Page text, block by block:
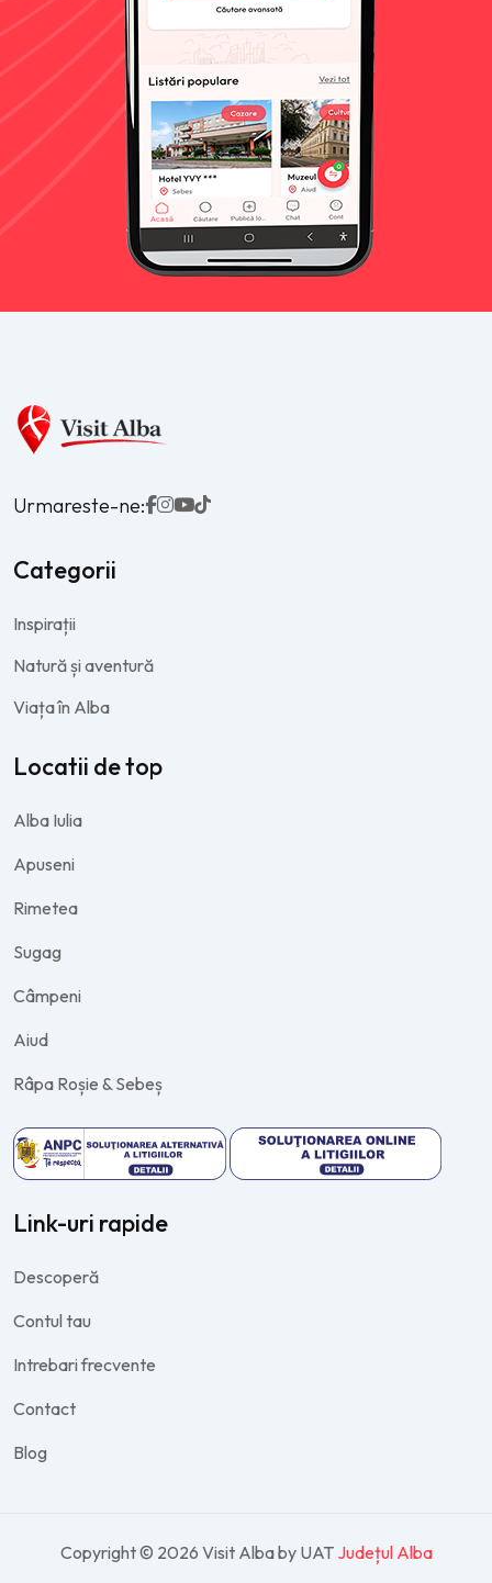
Urmareste-ne:
Categorii
Inspirații
Natură și aventură
Viața în Alba
Locatii de top
Alba Iulia
Apuseni
Rimetea
Sugag
Câmpeni
Aiud
Râpa Roșie & Sebeș
Link-uri rapide
Descoperă
Contul tau
Intrebari frecvente
Contact
Blog
Copyright © 2026 Visit Alba by UAT Județul Alba